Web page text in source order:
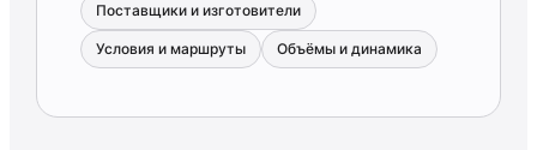
Поставщики и изготовители
Условия и маршруты Объёмы и динамика